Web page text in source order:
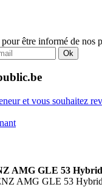
être informé de nos
Ok
AMG GLE 53